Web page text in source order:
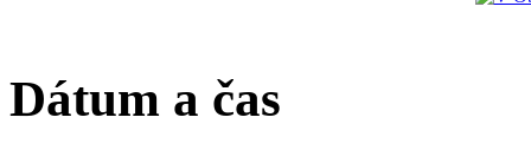
Dátum a čas